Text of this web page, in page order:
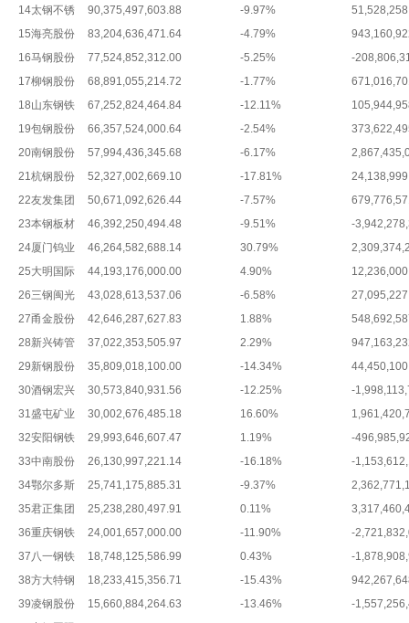
14太钢不锈 90,375,497,603.88 -9.97%
15海亮股份 83,204,636,471.64 -4.79%
16马钢股份 77,524,852,312.00 -5.25%
-
17柳钢股份 68,891,055,214.72 -1.77%
18山东钢铁 67,252,824,464.84 -12.11%
19包钢股份 66,357,524,000.64 -2.54%
20南钢股份 57,994,436,345.68 -6.17%
21杭钢股份 52,327,002,669.10 -17.81%
22友发集团 50,671,092,626.44 -7.57%
23本钢板材 46,392,250,494.48 -9.51%
-
24厦门钨业 46,264,582,688.14 30.79%
25大明国际 44,193,176,000.00 4.90%
26三钢闽光 43,028,613,537.06 -6.58%
27甬金股份 42,646,287,627.83 1.88%
28新兴铸管 37,022,353,505.97 2.29%
29新钢股份 35,809,018,100.00 -14.34%
30酒钢宏兴 30,573,840,931.56 -12.25%
-
31盛屯矿业 30,002,676,485.18 16.60%
32安阳钢铁 29,993,646,607.47 1.19%
-
33中南股份 26,130,997,221.14 -16.18%
-
34鄂尔多斯 25,741,175,885.31 -9.37%
35君正集团 25,238,280,497.91 0.11%
36重庆钢铁 24,001,657,000.00 -11.90%
-
37八一钢铁 18,748,125,586.99 0.43%
-
38方大特钢 18,233,415,356.71 -15.43%
39凌钢股份 15,660,884,264.63 -13.46%
-